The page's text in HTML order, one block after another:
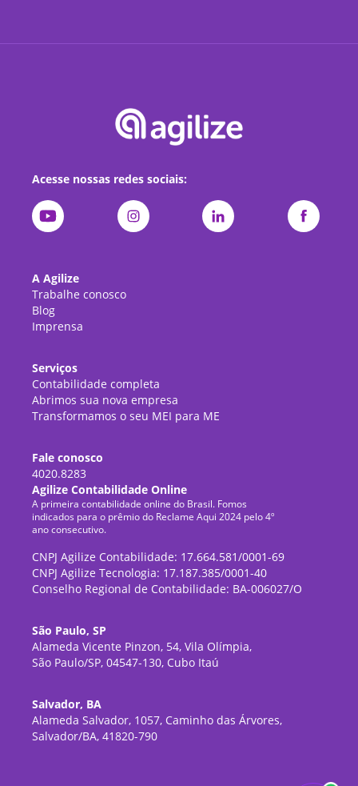
Acesse nossas redes sociais:
A Agilize
Trabalhe conosco
Blog
Imprensa
Serviços
Contabilidade completa
Abrimos sua nova empresa
Transformamos o seu MEI para ME
Fale conosco
4020.8283
Agilize Contabilidade Online
A primeira contabilidade online do Brasil. Fomos
indicados para o prêmio do Reclame Aqui 2024 pelo 4º
ano consecutivo.
CNPJ Agilize Contabilidade: 17.664.581/0001-69
CNPJ Agilize Tecnologia: 17.187.385/0001-40
Conselho Regional de Contabilidade: BA-006027/O
São Paulo, SP
Alameda Vicente Pinzon, 54, Vila Olímpia,
São Paulo/SP, 04547-130, Cubo Itaú
Salvador, BA
Alameda Salvador, 1057, Caminho das Árvores,
Salvador/BA, 41820-790